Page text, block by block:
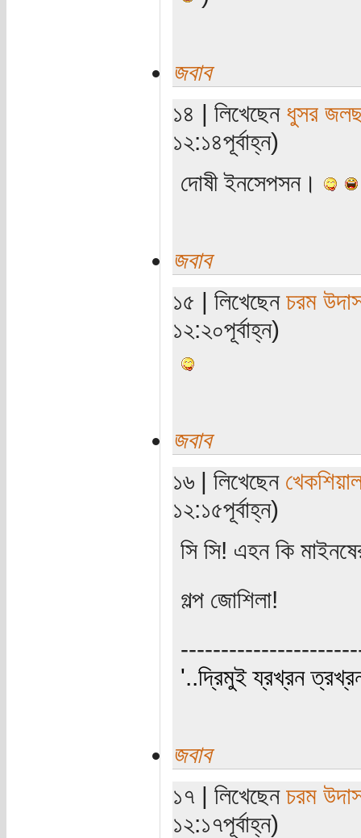
জবাব
১৪ | লিখেছেন ধুসর
১২:১৪পূর্বাহ্ন)
দোষী ইনসেপসন।
জবাব
১৫ | লিখেছেন চরম
১২:২০পূর্বাহ্ন)
জবাব
১৬ | লিখেছেন
১২:১৫পূর্বাহ্ন)
সি সি! এহন কি
গল্প জোশিলা!
'..দ্রিমুই য্রখ্রন
জবাব
১৭ | লিখেছেন চরম
১২:১৭পূর্বাহ্ন)